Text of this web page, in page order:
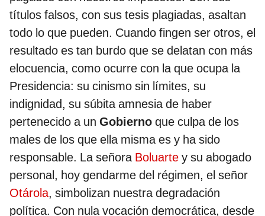
títulos falsos, con sus tesis plagiadas, asaltan
todo lo que pueden. Cuando fingen ser otros, el
resultado es tan burdo que se delatan con más
elocuencia, como ocurre con la que ocupa la
Presidencia: su cinismo sin límites, su
indignidad, su súbita amnesia de haber
pertenecido a un Gobierno que culpa de los
males de los que ella misma es y ha sido
responsable. La señoraBoluarte y su abogado
personal, hoy gendarme del régimen, el señor
Otárola, simbolizan nuestra degradación
política. Con nula vocación democrática, desde